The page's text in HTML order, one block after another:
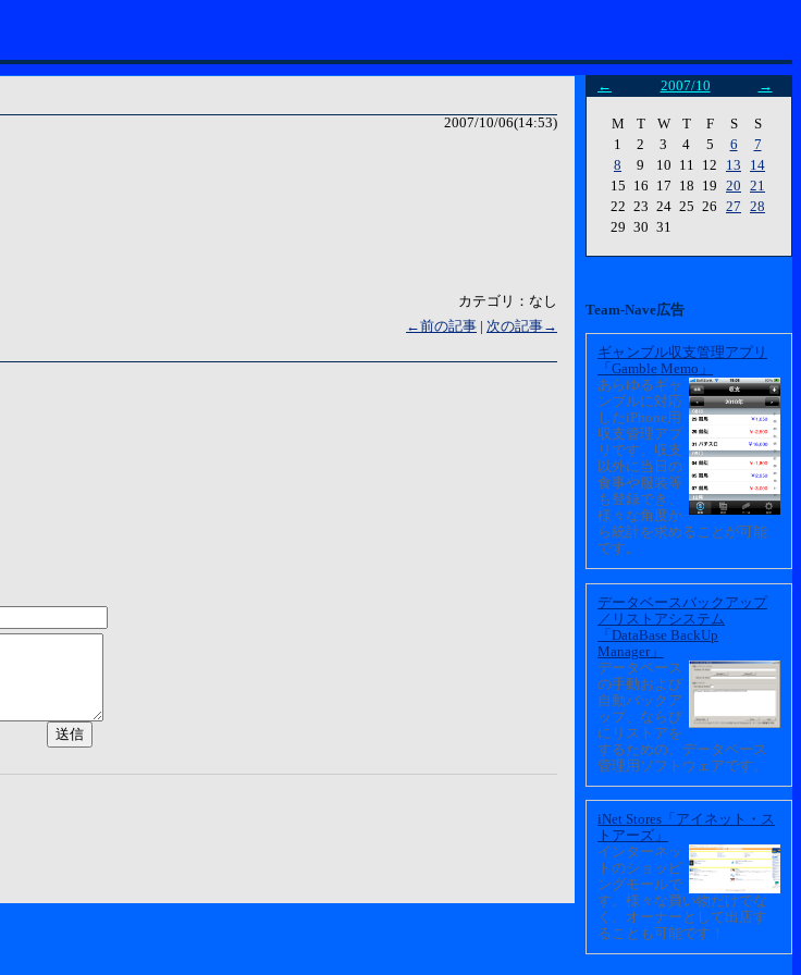
2007/10/06(14:53)
カテゴリ：なし
←前の記事 | 次の記事→
← 2007/10 →
M T W T F S
S
1
2 3 4 5 6
7
8
9 10 11 12 13
14
15
16 17 18 19 20
21
22 23 24 25 26 27
28
29 30 31
Team-Nave広告
ギャンブル収支管理アプリ
「Gamble Memo」
あらゆるギャ
ンブルに対応
したiPhone用
収支管理アプ
リです。収支
以外に当日の
食事や服装等
も登録でき、
様々な角度か
ら統計を求めることが可能
です。
データベースバックアップ
／リストアシステム
「DataBase BackUp
Manager」
データベース
の手動および
自動バックア
ップ、ならび
にリストアを
するための、データベース
管理用ソフトウェアです。
iNet Stores「アイネット・ス
トアーズ」
インターネッ
トのショッピ
ングモールで
す。様々な買い物だけでな
く、オーナーとして出店す
ることも可能です！